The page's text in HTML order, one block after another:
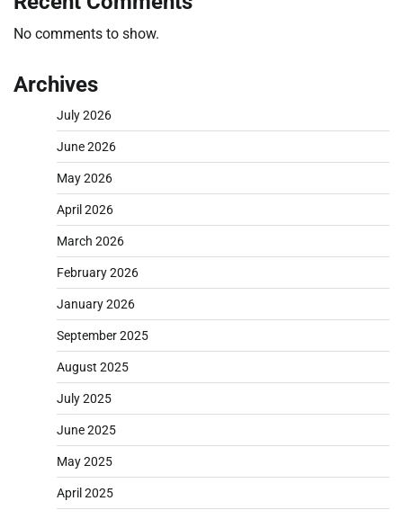
No comments to show.
Archives
July 2026
June 2026
May 2026
April 2026
March 2026
February 2026
January 2026
September 2025
August 2025
July 2025
June 2025
May 2025
April 2025